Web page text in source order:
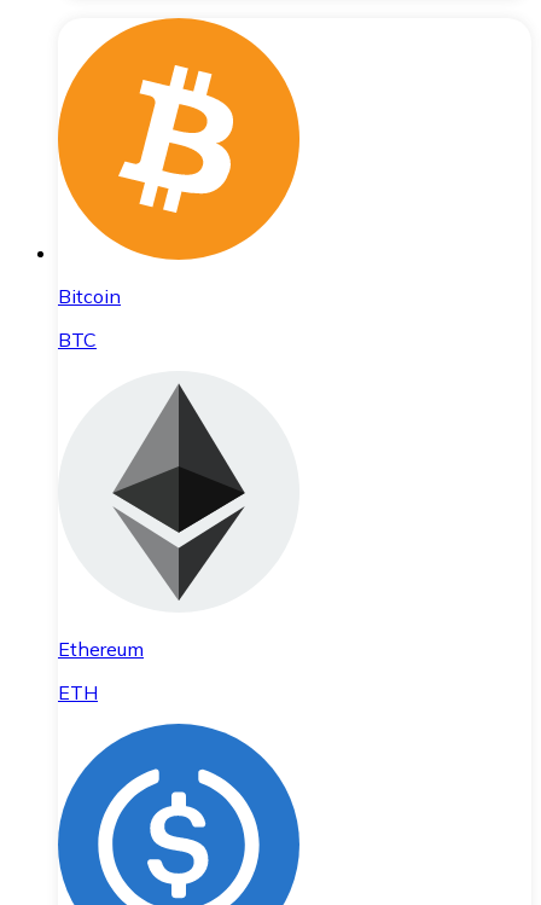
Bitcoin
BTC
Ethereum
ETH